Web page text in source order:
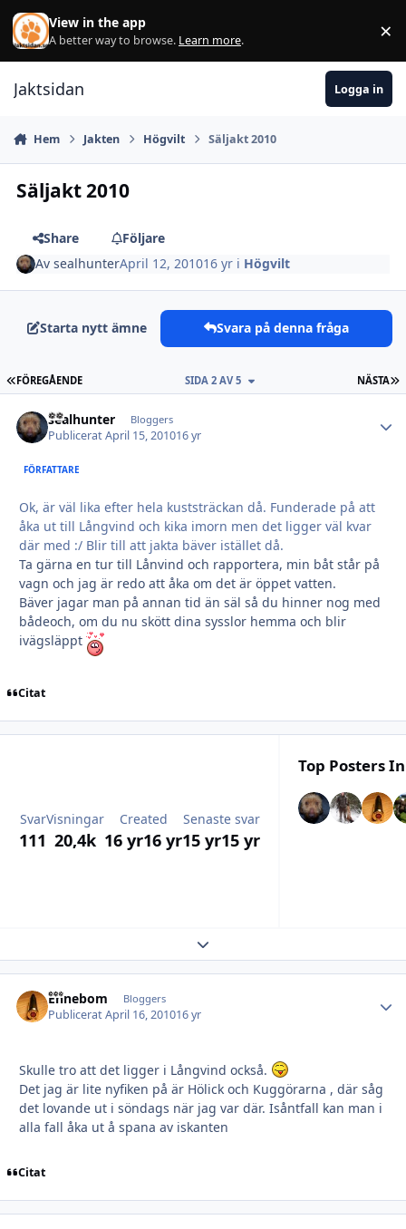
Hoppa till innehåll
View in the app
A better way to browse. Learn more. ×
Jaktsidan Logga in
Hem Jakten Högvilt Säljakt 2010
Säljakt 2010
Share
Följare
AvsealhunterApril 12, 201016 yr i Högvilt
Starta nytt ämne Svara på denna fråga
FÖRSTA SIDAN
FÖREGÅENDE NÄSTA
SIDA 2 AV 5
sealhunter Bloggers
PubliceratApril 15, 201016 yr
FÖRFATTARE
Ok, är väl lika efter hela kuststräckan då. Funderade på att
åka ut till Långvind och kika imorn men det ligger väl kvar
där med :/ Blir till att jakta bäver istället då.
Ta gärna en tur till Lånvind och rapportera, min båt står på
vagn och jag är redo att åka om det är öppet vatten.
Bäver jagar man på annan tid än säl så du hinner nog med
bådeoch, om du nu skött dina sysslor hemma och blir
ivägsläppt
Citat
Svar
111
Visningar
20,4k
Created
16 yr16 yr
Senaste svar
15 yr15 yr
Top Posters
Expand topic overview
Ehnebom Bloggers
PubliceratApril 16, 201016 yr
Skulle tro att det ligger i Långvind också.
Det jag är lite nyfiken på är Hölick och Kuggörarna , där såg
det lovande ut i söndags när jag var där. Isåntfall kan man i
alla fall åka ut å spana av iskanten
Citat